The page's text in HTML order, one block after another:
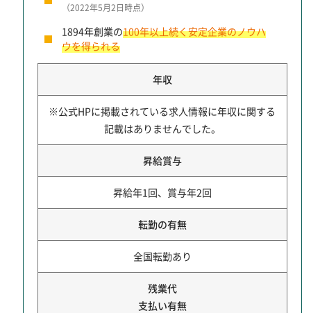
（2022年5月2日時点）
1894年創業の100年以上続く安定企業のノウハ
ウを得られる
年収
※公式HPに掲載されている求人情報に年収に関する
記載はありませんでした。
昇給賞与
昇給年1回、賞与年2回
転勤の有無
全国転勤あり
残業代
支払い有無